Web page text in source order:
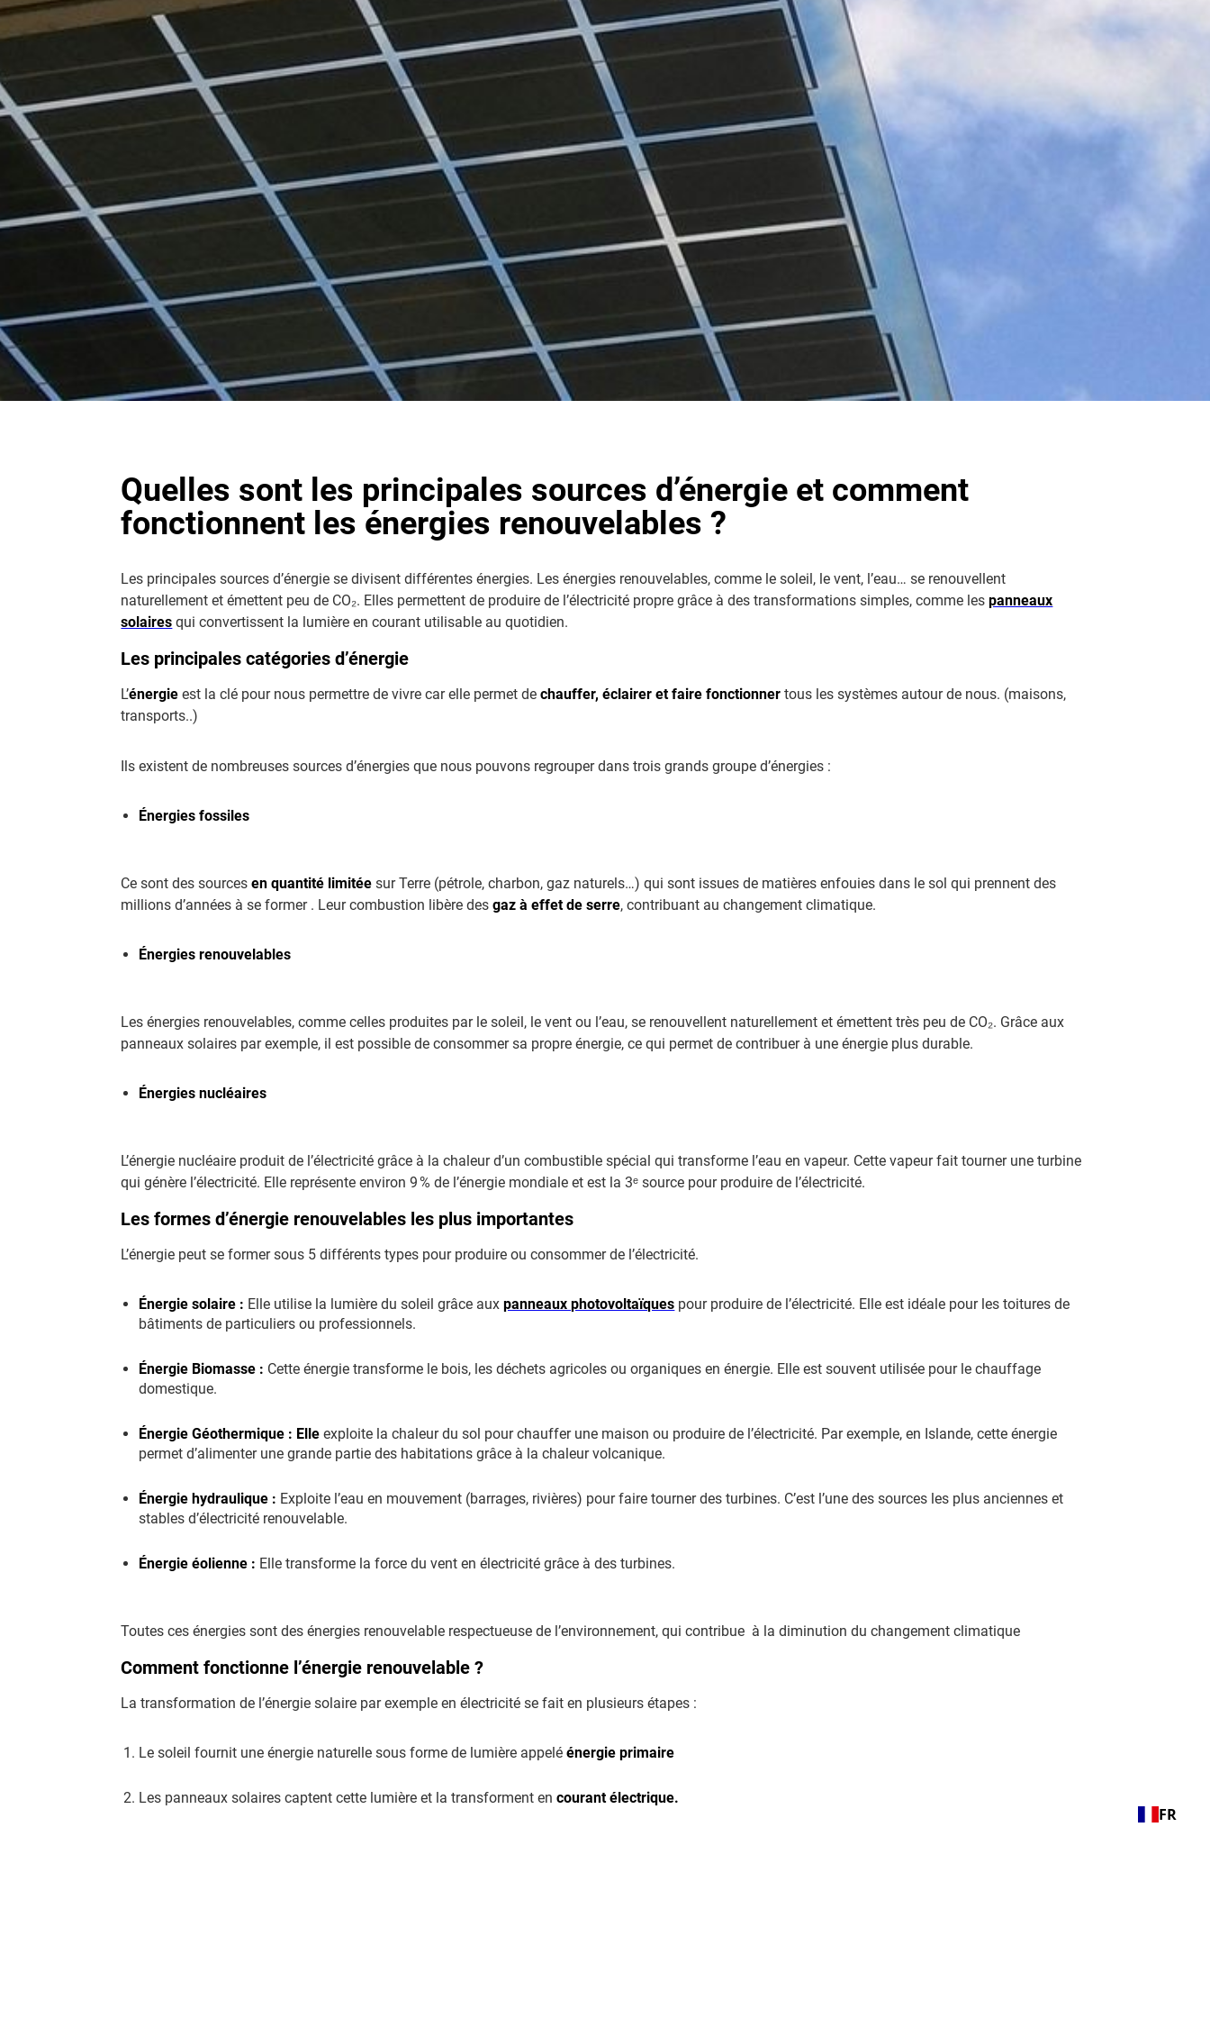
Quelles sont les principales sources d’énergie et comment
fonctionnent les énergies renouvelables ?
Les principales sources d’énergie se divisent différentes énergies. Les énergies renouvelables, comme le soleil, le vent, l’eau… se renouvellent
naturellement et émettent peu de CO₂. Elles permettent de produire de l’électricité propre grâce à des transformations simples, comme lespanneaux
solaires qui convertissent la lumière en courant utilisable au quotidien.
Les principales catégories d’énergie
L’énergie est la clé pour nous permettre de vivre car elle permet dechauffer, éclairer et faire fonctionner tous les systèmes autour de nous. (maisons,
transports..)
Ils existent de nombreuses sources d’énergies que nous pouvons regrouper dans trois grands groupe d’énergies :
Énergies fossiles
Ce sont des sourcesen quantité limitée sur Terre (pétrole, charbon, gaz naturels…) qui sont issues de matières enfouies dans le sol qui prennent des
millions d’années à se former . Leur combustion libère desgaz à effet de serre, contribuant au changement climatique.
Énergies renouvelables
Les énergies renouvelables, comme celles produites par le soleil, le vent ou l’eau, se renouvellent naturellement et émettent très peu de CO₂. Grâce aux
panneaux solaires par exemple, il est possible de consommer sa propre énergie, ce qui permet de contribuer à une énergie plus durable.
Énergies nucléaires
L’énergie nucléaire produit de l’électricité grâce à la chaleur d’un combustible spécial qui transforme l’eau en vapeur. Cette vapeur fait tourner une turbine
qui génère l’électricité. Elle représente environ 9 % de l’énergie mondiale et est la 3ᵉ source pour produire de l’électricité.
Les formes d’énergie renouvelables les plus importantes
L’énergie peut se former sous 5 différents types pour produire ou consommer de l’électricité.
Énergie solaire : Elle utilise la lumière du soleil grâce auxpanneaux photovoltaïques pour produire de l’électricité. Elle est idéale pour les toitures de
bâtiments de particuliers ou professionnels.
Énergie Biomasse : Cette énergie transforme le bois, les déchets agricoles ou organiques en énergie. Elle est souvent utilisée pour le chauffage
domestique.
Énergie Géothermique : Elle exploite la chaleur du sol pour chauffer une maison ou produire de l’électricité. Par exemple, en Islande, cette énergie
permet d’alimenter une grande partie des habitations grâce à la chaleur volcanique.
Énergie hydraulique : Exploite l’eau en mouvement (barrages, rivières) pour faire tourner des turbines. C’est l’une des sources les plus anciennes et
stables d’électricité renouvelable.
Énergie éolienne : Elle transforme la force du vent en électricité grâce à des turbines.
Toutes ces énergies sont des énergies renouvelable respectueuse de l’environnement, qui contribue à la diminution du changement climatique
Comment fonctionne l’énergie renouvelable ?
La transformation de l’énergie solaire par exemple en électricité se fait en plusieurs étapes :
Le soleil fournit une énergie naturelle sous forme de lumière appeléénergie primaire
Les panneaux solaires captent cette lumière et la transforment encourant électrique.
FR